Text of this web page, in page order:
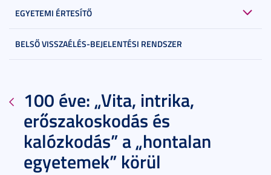
EGYETEMI ÉRTESÍTŐ
BELSŐ VISSZAÉLÉS-BEJELENTÉSI RENDSZER
100 éve: „Vita, intrika,
erőszakoskodás és
kalózkodás” a „hontalan
egyetemek” körül